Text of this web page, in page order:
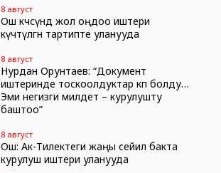
8 август
Ош көчөсүндө жол оңдоо иштери
күчөтүлгөн тартипте уланууда
8 август
Нурдан Орунтаев: “Документ
иштеринде тоскоолдуктар көп болду…
Эми негизги милдет – курулушту
баштоо”
8 август
Ош: Ак-Тилектеги жаңы сейил бакта
курулуш иштери уланууда